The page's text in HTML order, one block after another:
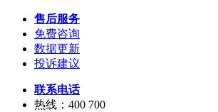
售后服务
免费咨询
数据更新
投诉建议
联系电话
热线：400 700